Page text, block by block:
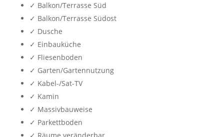
✓ Balkon/Terrasse Süd
✓ Balkon/Terrasse Südost
✓ Dusche
✓ Einbauküche
✓ Fliesenboden
✓ Garten/Gartennutzung
✓ Kabel-/Sat-TV
✓ Kamin
✓ Massivbauweise
✓ Parkettboden